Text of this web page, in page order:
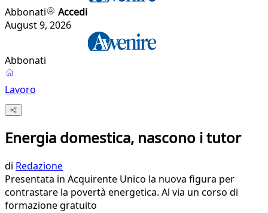
Abbonati
Accedi
August 9, 2026
Abbonati
Lavoro
Energia domestica, nascono i tutor
di Redazione
Presentata in Acquirente Unico la nuova figura per
contrastare la povertà energetica. Al via un corso di
formazione gratuito